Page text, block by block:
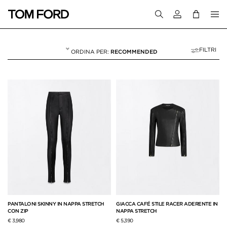
Accedi al tuo
RECOMMENDED FILTRI
PANTALONI SKINNY IN NAPPA STRETCH
CON ZIP
€ 3,980
GIACCA CAFÉ STILE RACER ADERENTE IN
NAPPA STRETCH
€ 5,390